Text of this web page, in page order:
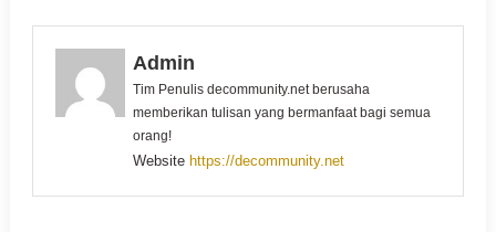
Admin
Tim Penulis decommunity.net berusaha
memberikan tulisan yang bermanfaat bagi semua
orang!
Website https://decommunity.net